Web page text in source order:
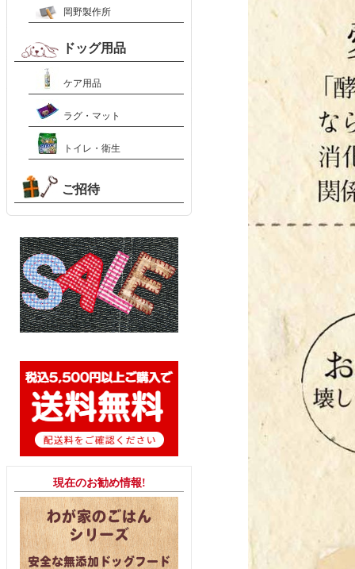
岡野製作所
ドッグ用品
ケア用品
ラグ・マット
トイレ・衛生
ご招待
現在のお勧め情報!